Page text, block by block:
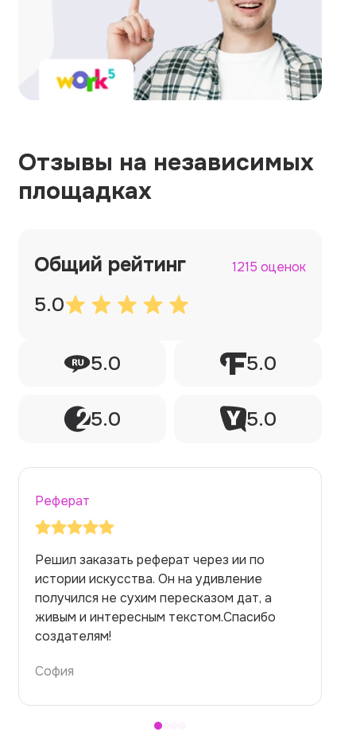
Отзывы на независимых
площадках
Общий рейтинг 1215 оценок
5.0
5.0 5.0
5.0 5.0
Реферат
Решил заказать реферат через ии по
истории искусства. Он на удивление
получился не сухим пересказом дат, а
живым и интересным текстом.Спасибо
создателям!
София